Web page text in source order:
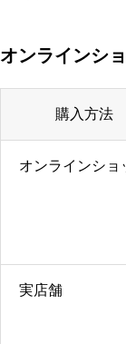
オンラインシ
購入方法
オンラインショ
実店舗